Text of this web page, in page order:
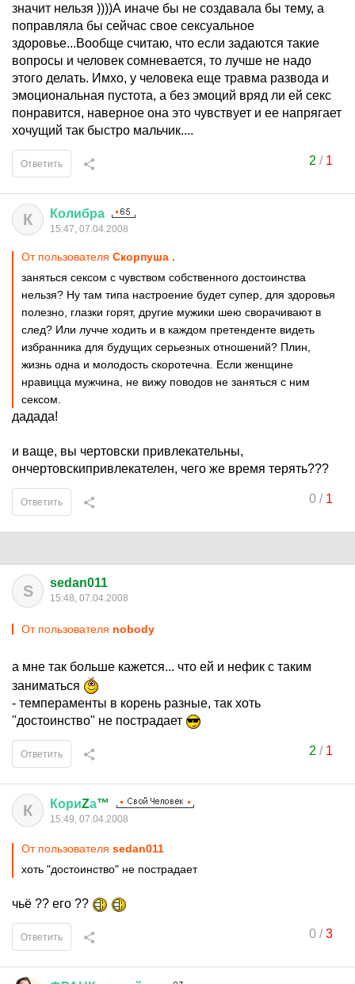
значит нельзя ))))А иначе бы не создавала бы тему, а
поправляла бы сейчас свое сексуальное
здоровье...Вообще считаю, что если задаются такие
вопросы и человек сомневается, то лучше не надо
этого делать. Имхо, у человека еще травма развода и
эмоциональная пустота, а без эмоций вряд ли ей секс
понравится, наверное она это чувствует и ее напрягает
хочущий так быстро мальчик....
2 / 1
Ответить
К Колибра
15:47, 07.04.2008
От пользователя Скорпуша .
заняться сексом с чувством собственного достоинства
нельзя? Ну там типа настроение будет супер, для здоровья
полезно, глазки горят, другие мужики шею сворачивают в
след? Или лучче ходить и в каждом претенденте видеть
избранника для будущих серьезных отношений? Плин,
жизнь одна и молодость скоротечна. Если женщине
нравицца мужчина, не вижу поводов не заняться с ним
сексом.
дадада!
и ваще, вы чертовски привлекательны,
ончертовскипривлекателен, чего же время терять???
0/ 1
Ответить
S sedan011
15:48, 07.04.2008
От пользователя nobodу
а мне так больше кажется... что ей и нефик с таким
заниматься
- темпераменты в корень разные, так хоть
"достоинство" не пострадает
2 / 1
Ответить
К КориZа™
15:49, 07.04.2008
От пользователя sedan011
хоть "достоинство" не пострадает
чьё ?? его ??
0/3
Ответить